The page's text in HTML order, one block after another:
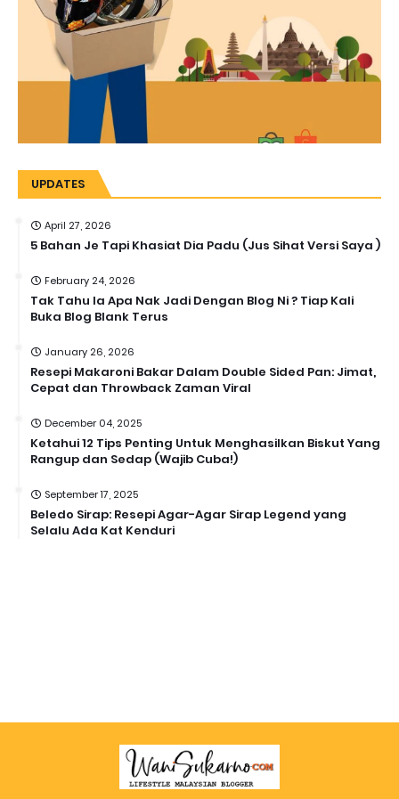
UPDATES
April 27, 2026
5 Bahan Je Tapi Khasiat Dia Padu (Jus Sihat Versi Saya )
February 24, 2026
Tak Tahu la Apa Nak Jadi Dengan Blog Ni ? Tiap Kali
Buka Blog Blank Terus
January 26, 2026
Resepi Makaroni Bakar Dalam Double Sided Pan: Jimat,
Cepat dan Throwback Zaman Viral
December 04, 2025
Ketahui 12 Tips Penting Untuk Menghasilkan Biskut Yang
Rangup dan Sedap (Wajib Cuba!)
September 17, 2025
Beledo Sirap: Resepi Agar-Agar Sirap Legend yang
Selalu Ada Kat Kenduri